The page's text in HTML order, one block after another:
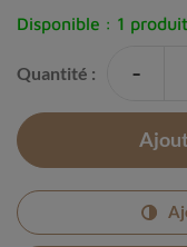
Disponible : 1 produit
Quantité : -